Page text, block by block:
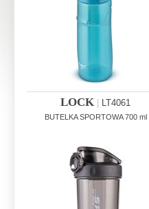
LOCK LT4061
BUTELKA SPORTOWA 700 ml